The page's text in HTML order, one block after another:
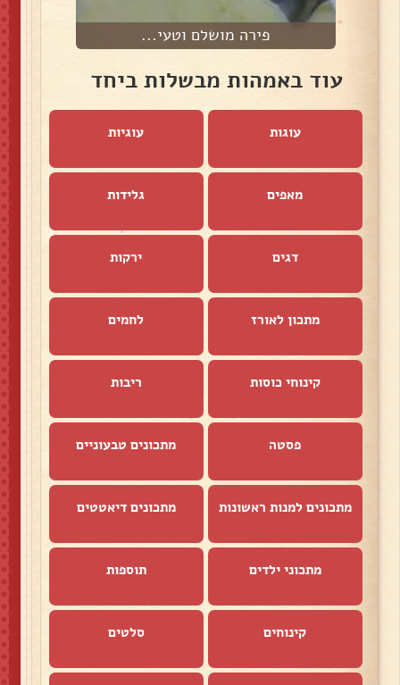
פירה מושלם וטעי...
עוד באמהות מבשלות ביחד
עוגות עוגיות
מאפים גלידות
דגים ירקות
מתכון לאורז לחמים
קינוחי כוסות ריבות
פסטה מתכונים טבעוניים
מתכונים למנות ראשונות מתכונים דיאטטים
מתכוני ילדים תוספות
קינוחים סלטים